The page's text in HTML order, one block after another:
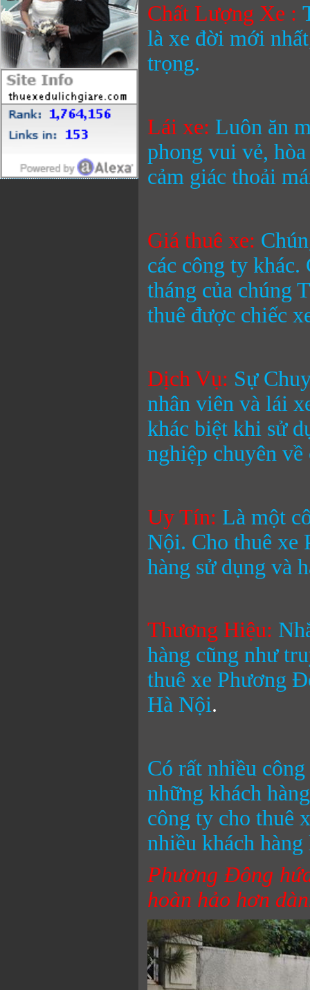
Chất Lượng Xe :
là xe đời mới
trọng.
Lái xe: Luôn ăn
phong vui vẻ,
cảm giác thoải
Giá thuê xe:
các công ty
tháng của chúng
thuê được chiếc
Dịch Vụ: Sự
nhân viên và lái
khác biệt khi sử
nghiệp chuyên về
Uy Tín: Là một
Nội. Cho thuê xe
hàng sử dụng và
Thương Hiệu:
hàng cũng như
thuê xe Phương
Hà Nội.
Có rất nhiều
những khách
công ty cho thuê
nhiều khách
Phương Đông
hoàn hảo hơn